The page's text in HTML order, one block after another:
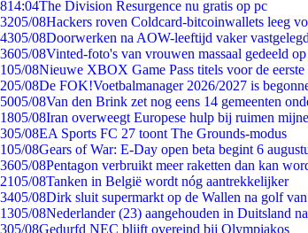
814:04The Division Resurgence nu gratis op pc
3205/08Hackers roven Coldcard-bitcoinwallets leeg
4305/08Doorwerken na AOW-leeftijd vaker
3605/08Vinted-foto's van vrouwen massaal gedeeld op
105/08Nieuwe XBOX Game Pass titels voor de eerste
205/08De FOK!Voetbalmanager 2026/2027 is
5005/08Van den Brink zet nog eens 14 gemeenten
1805/08Iran overweegt Europese hulp bij ruimen
305/08EA Sports FC 27 toont The Grounds-modus
105/08Gears of War: E-Day open beta begint 6
3605/08Pentagon verbruikt meer raketten dan kan
2105/08Tanken in België wordt nóg aantrekkelijker
3405/08Dirk sluit supermarkt op de Wallen na golf van
1305/08Nederlander (23) aangehouden in Duitsland
305/08Gedurfd NEC blijft overeind bij Olympiakos